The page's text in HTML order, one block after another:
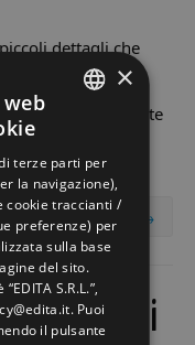
dettagli che
e luminoso, chi
moderni e
il Romagna Suite
è il luogo
precise di
read more →
che cerchi
ENGLISH
GERMAN
FRENCH
RUSSIAN
×
terze parti per
la navigazione),
cookie traccianti /
preferenze) per
sulla base
del sito.
S.R.L.”,
Puoi
il pulsante